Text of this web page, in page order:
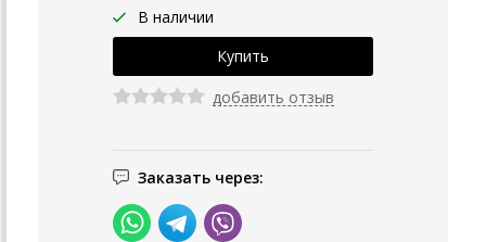
В наличии
добавить отзыв
Заказать через: